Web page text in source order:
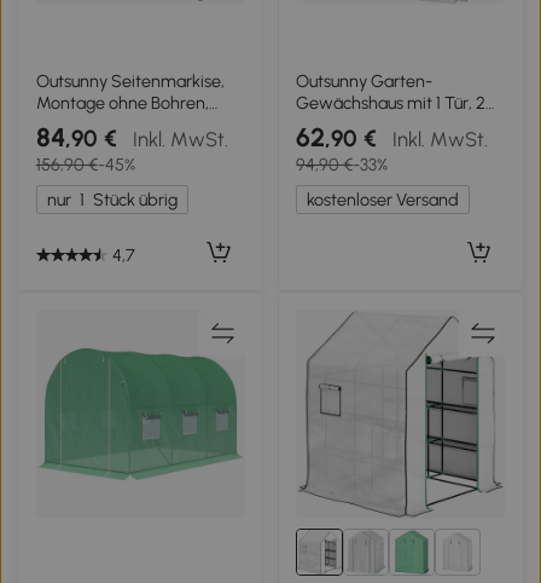
Outsunny Seitenmarkise,
Montage ohne Bohren,
höhenverstellbar, mit
Handkurbel, Metallrahmen,
grau, 2 x 2,15-3,05 m
84,90 € Inkl. MwSt.
156,90 €-45%
nur 1 Stück übrig
4,7
Outsunny Garten-
Gewächshaus mit 1 Tür, 2
Fenstern und 2 U-Regalen
für Gemüse Pflanzen
Blumen PE-Abdeckung
140x73x190 cm
62,90 € Inkl. MwSt.
94,90 €-33%
kostenloser Versand